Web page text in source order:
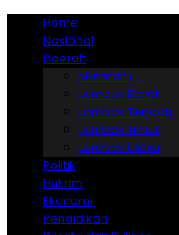
Home
Nasional
Daerah
Mataram
Lombok Barat
Lombok Tengah
Lombok Timur
Lombok Utara
Politik
Hukrim
Ekonomi
Pendidikan